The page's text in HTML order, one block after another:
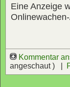
Eine Anzeige
Kommentar
angeschaut ) |